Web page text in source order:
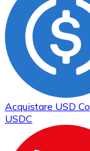
Acquistare USD
USDC